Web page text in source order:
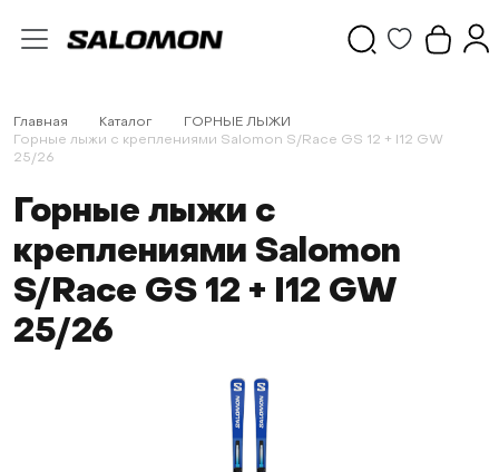
Главная Каталог
ГОРНЫЕ ЛЫЖИ
Горные лыжи с креплениями Salomon S/Race GS 12 + I12 GW
25/26
Горные лыжи с
креплениями Salomon
S/Race GS 12 + I12 GW
25/26